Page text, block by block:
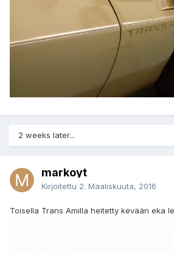
2 weeks later...
markoyt
Kirjoitettu 2. Maaliskuuta, 2016
Toisella Trans Amilla heitetty kevään eka